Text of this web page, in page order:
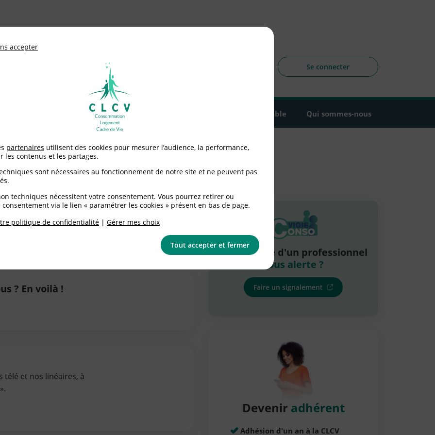
de défense des consommateurs et usagers
Se connecter
Environnement / Santé Agir ensemble Qui sommes-nous
? En voilà !
télé et nos linéaires, à
La pratique d'un professionnel
vous alerte ?
Faire un signalement
Devenir adhérent
Adhésion d'un an à la CLCV
accepter
partenaires utilisent des cookies pour mesurer l’audience, la performance,
les contenus et les partages.
sont nécessaires au fonctionnement de notre site et ne peuvent pas
techniques nécessitent votre consentement. Vous pourrez retirer ou
via le lien « paramétrer les cookies » présent en bas de page.
politique de confidentialité | Gérer mes choix
Tout accepter et fermer